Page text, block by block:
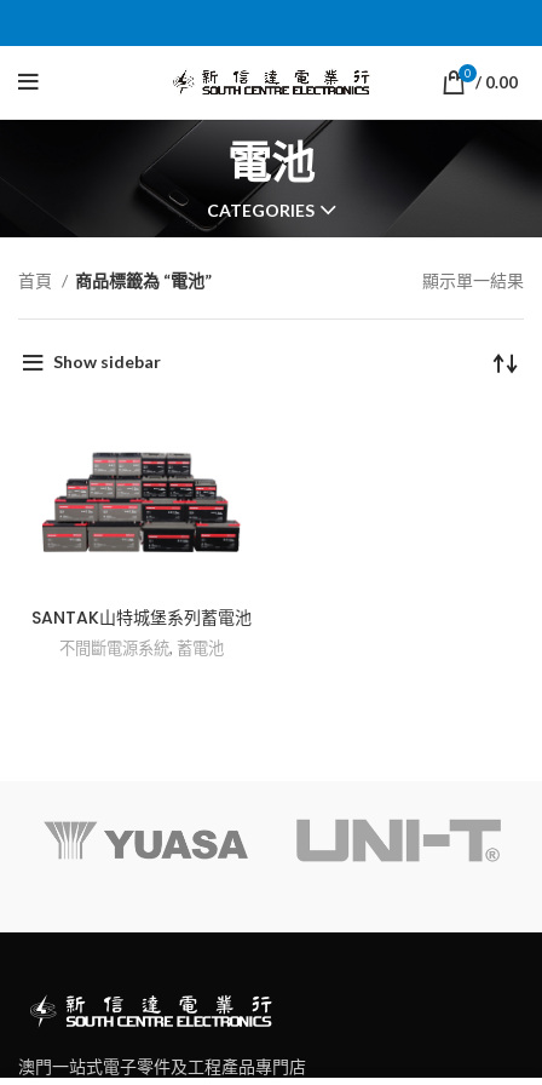
0 / 0.00
電池
CATEGORIES
首頁 商品標籤為 “電池” 顯示單一結果
Show sidebar
SANTAK山特城堡系列蓄電池
不間斷電源系統, 蓄電池
澳門一站式電子零件及工程產品專門店